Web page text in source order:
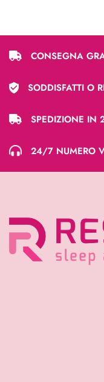
CONSEGNA
SODDISFATTI O
SPEDIZIONE IN
24/7 NUMERO